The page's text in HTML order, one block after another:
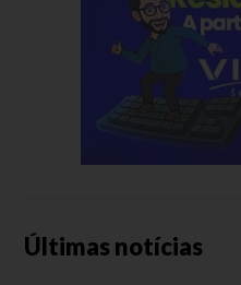
Últimas notícias